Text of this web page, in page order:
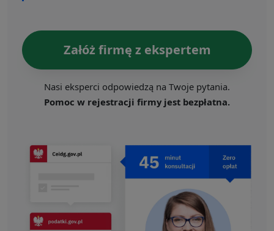
Załóż firmę z ekspertem
Nasi eksperci odpowiedzą na Twoje pytania.
Pomoc w rejestracji firmy jest bezpłatna.